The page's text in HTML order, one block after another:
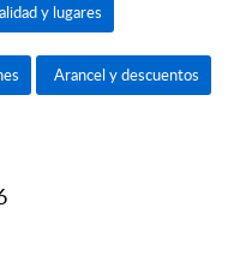
y lugares
Arancel y descuentos